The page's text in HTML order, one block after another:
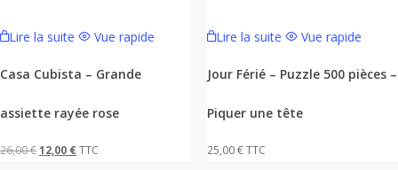
Lire la suite Vue rapide
Casa Cubista – Grande
assiette rayée rose
26,00€Le
12,00 € Le
TTC
Lire la suite Vue rapide
Jour Férié – Puzzle 500 pièces –
Piquer une tête
25,00€TTC